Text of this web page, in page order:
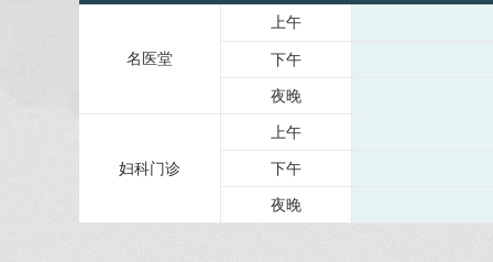
名医堂
上午
下午
夜晚
妇科门诊
上午
下午
夜晚